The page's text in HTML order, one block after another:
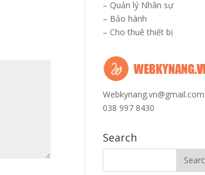
– Quản lý Nhân sự
– Bảo hành
– Cho thuê thiết bị
Webkynang.vn@gmail.com
038 997 8430
Search